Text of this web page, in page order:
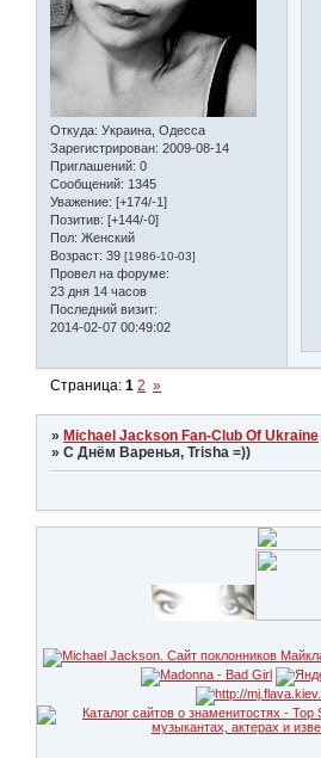
Откуда: Украина, Одесса
Зарегистрирован: 2009-08-14
Приглашений: 0
Сообщений: 1345
Уважение: [+174/-1]
Позитив: [+144/-0]
Пол: Женский
Возраст: 39 [1986-10-03]
Провел на форуме:
23 дня 14 часов
Последний визит:
2014-02-07 00:49:02
Страница:1 2 »
»Michael Jackson Fan-Club Of Ukraine
»С Днём Варенья, Trisha =))